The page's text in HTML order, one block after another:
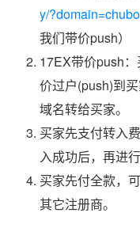
y/
我们带价push）
17EX带价push
价过户(push)到
域名转给买家。
买家先支付转入
入成功后，再进
买家先付全款，
其它注册商。